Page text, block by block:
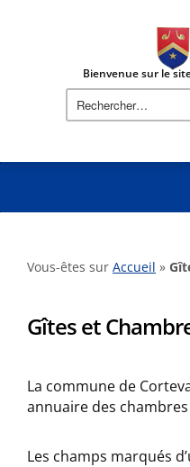
Bienvenue sur le
Vous-êtes sur Accueil »
Gîtes et
La commune de
annuaire des chambres
Les champs marqués